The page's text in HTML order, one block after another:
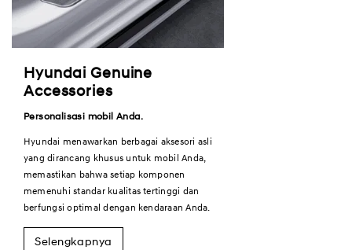
Hyundai Genuine
Accessories
Personalisasi mobil Anda.
Hyundai menawarkan berbagai aksesori asli
yang dirancang khusus untuk mobil Anda,
memastikan bahwa setiap komponen
memenuhi standar kualitas tertinggi dan
berfungsi optimal dengan kendaraan Anda.
Selengkapnya